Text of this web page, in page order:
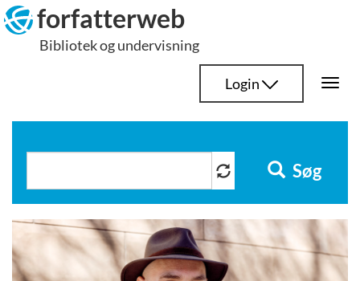
Hop
til
indhold
forfatterweb
Bibliotek og undervisning
Login
Søg